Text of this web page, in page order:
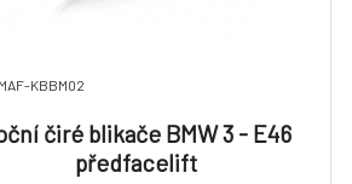
KBBM02
čiré blikače BMW 3 - E46
předfacelift